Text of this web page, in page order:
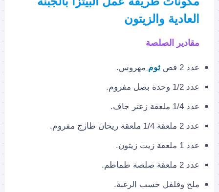
العادية والزيتون
مقادير الصلصة
عدد 2 فص ثوم مهروس.
عدد 1/2 وحدة بصل مفروم.
عدد 1/4 ملعقة زعتر جاف.
عدد 2 ملعقة 1/4 ملعقة ريحان طازج مفروم.
عدد 1 ملعقة زيت زيتون.
عدد 2 ملعقة صلصة طماطم.
ملح وفلفل حسب الرغبة.